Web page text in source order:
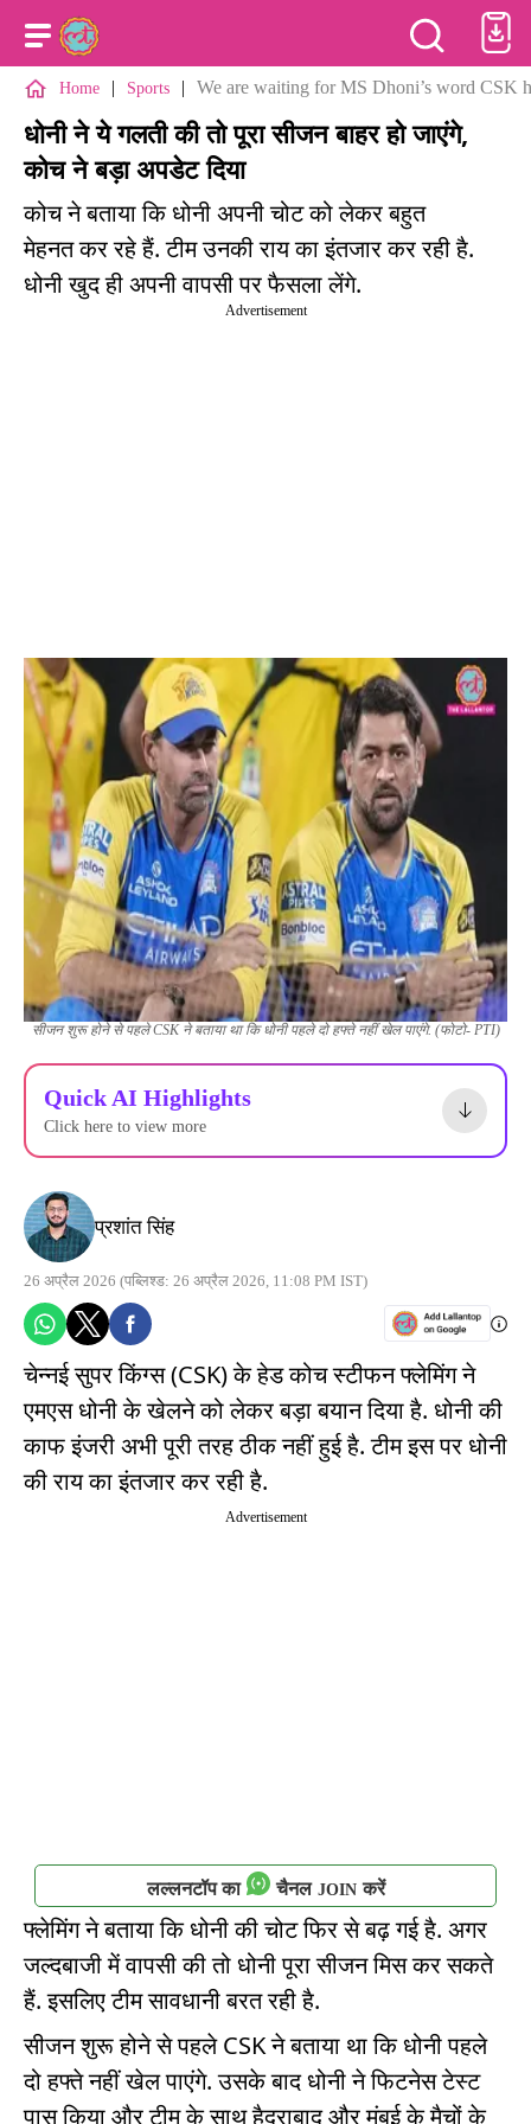
Home | Sports | We are waiting for MS Dhoni’s word CSK
धोनी ने ये गलती की तो पूरा सीजन बाहर हो जाएंगे,
कोच ने बड़ा अपडेट दिया
कोच ने बताया कि धोनी अपनी चोट को लेकर बहुत
मेहनत कर रहे हैं. टीम उनकी राय का इंतजार कर रही है.
धोनी खुद ही अपनी वापसी पर फैसला लेंगे.
Advertisement
सीजन शुरू होने से पहले CSK ने बताया था कि धोनी पहले दो हफ्ते नहीं खेल पाएंगे. (फोटो- PTI)
Quick AI Highlights
Click here to view more
प्रशांत सिंह
26 अप्रैल 2026 (पब्लिश्ड: 26 अप्रैल 2026, 11:08 PM IST)
चेन्नई सुपर किंग्स (CSK) के हेड कोच स्टीफन फ्लेमिंग ने
एमएस धोनी के खेलने को लेकर बड़ा बयान दिया है. धोनी की
काफ इंजरी अभी पूरी तरह ठीक नहीं हुई है. टीम इस पर धोनी
की राय का इंतजार कर रही है.
Advertisement
लल्लनटॉप का चैनल JOIN करें
फ्लेमिंग ने बताया कि धोनी की चोट फिर से बढ़ गई है. अगर
जल्दबाजी में वापसी की तो धोनी पूरा सीजन मिस कर सकते
हैं. इसलिए टीम सावधानी बरत रही है.
सीजन शुरू होने से पहले CSK ने बताया था कि धोनी पहले
दो हफ्ते नहीं खेल पाएंगे. उसके बाद धोनी ने फिटनेस टेस्ट
पास किया और टीम के साथ हैदराबाद और मुंबई के मैचों के